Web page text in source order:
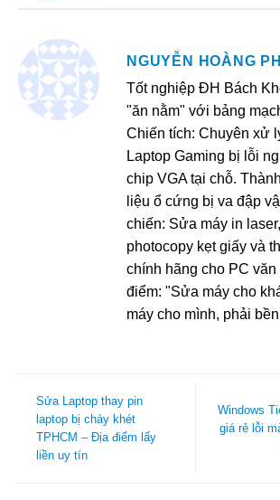
NGUYỄN HOÀNG PHI
Tốt nghiệp ĐH Bách
"ăn nằm" với bảng
Chiến tích: Chuyên xử
Laptop Gaming bị lỗi
chip VGA tại chỗ.
liệu ổ cứng bị va đập
chiến: Sửa máy in
photocopy kẹt giấy và
chính hãng cho PC văn
điểm: "Sửa máy cho
máy cho mình, phải
Sửa Laptop thay pin
laptop bị cháy khét
TPHCM – Địa điểm lấy
liền uy tín
Windows
giá rẻ lỗi